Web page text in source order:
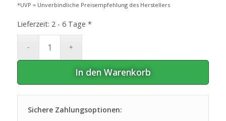
*UVP = Unverbindliche Preisempfehlung des Herstellers
Lieferzeit: 2 - 6 Tage *
In den Warenkorb
Sichere Zahlungsoptionen: